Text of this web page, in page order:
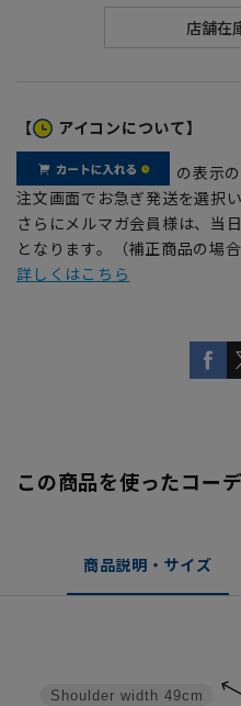
【 アイコンについて】
の表示の
注文画面でお急ぎ発送を選択い
さらにメルマガ会員様は、当
となります。（補正商品の場
詳しくはこちら
この商品を使ったコー
商品説明・サイズ
Shoulder width 49cm